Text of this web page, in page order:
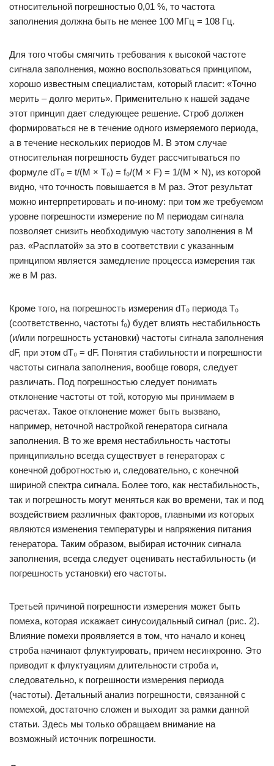
относительной погрешностью 0,01 %, то частота
заполнения должна быть не менее 100 МГц = 108 Гц.
Для того чтобы смягчить требования к высокой частоте
сигнала заполнения, можно воспользоваться принципом,
хорошо известным специалистам, который гласит: «Точно
мерить – долго мерить». Применительно к нашей задаче
этот принцип дает следующее решение. Строб должен
формироваться не в течение одного измеряемого периода,
а в течение нескольких периодов M. В этом случае
относительная погрешность будет рассчитываться по
формуле dТ₀ = t/(M × Т₀) = f₀/(M × F) = 1/(M × N), из которой
видно, что точность повышается в M раз. Этот результат
можно интерпретировать и по-иному: при том же требуемом
уровне погрешности измерение по M периодам сигнала
позволяет снизить необходимую частоту заполнения в M
раз. «Расплатой» за это в соответствии с указанным
принципом является замедление процесса измерения так
же в M раз.
Кроме того, на погрешность измерения dТ₀ периода T₀
(соответственно, частоты f₀) будет влиять нестабильность
(и/или погрешность установки) частоты сигнала заполнения
dF, при этом dТ₀ = dF. Понятия стабильности и погрешности
частоты сигнала заполнения, вообще говоря, следует
различать. Под погрешностью следует понимать
отклонение частоты от той, которую мы принимаем в
расчетах. Такое отклонение может быть вызвано,
например, неточной настройкой генератора сигнала
заполнения. В то же время нестабильность частоты
принципиально всегда существует в генераторах с
конечной добротностью и, следовательно, с конечной
шириной спектра сигнала. Более того, как нестабильность,
так и погрешность могут меняться как во времени, так и под
воздействием различных факторов, главными из которых
являются изменения температуры и напряжения питания
генератора. Таким образом, выбирая источник сигнала
заполнения, всегда следует оценивать нестабильность (и
погрешность установки) его частоты.
Третьей причиной погрешности измерения может быть
помеха, которая искажает синусоидальный сигнал (рис. 2).
Влияние помехи проявляется в том, что начало и конец
строба начинают флуктуировать, причем несинхронно. Это
приводит к флуктуациям длительности строба и,
следовательно, к погрешности измерения периода
(частоты). Детальный анализ погрешности, связанной с
помехой, достаточно сложен и выходит за рамки данной
статьи. Здесь мы только обращаем внимание на
возможный источник погрешности.